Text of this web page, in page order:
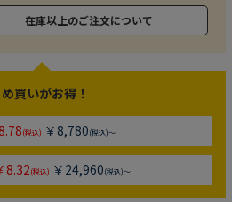
在庫以上のご注文について
買いがお得！
(税込) ￥8,780(税込)～
8.32(税込) ￥24,960(税込)～